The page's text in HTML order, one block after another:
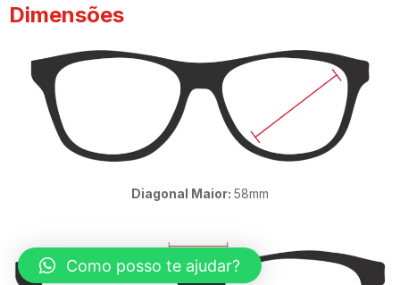
Dimensões
Diagonal Maior: 58mm
Como posso te ajudar?